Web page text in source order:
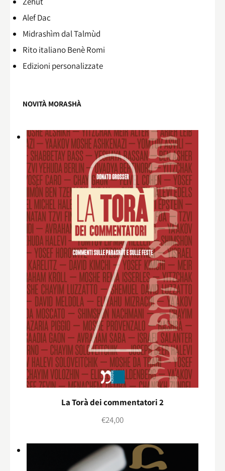
Alef Dac
Midrashìm dal Talmùd
Rito italiano Benè Romi​
Edizioni personalizzate
NOVITÀ MORASHÀ
La Torà dei commentatori 2
€24,00